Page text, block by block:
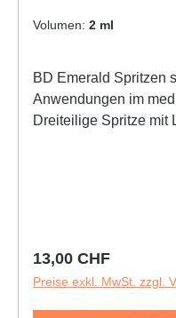
Volumen: 2 ml
BD Emerald Spritzen
Anwendungen im
Dreiteilige Spritze mit
Größe und Form der
und Komfort während
Regulärer Preis:
13,00 CHF
Preise exkl. MwSt. zzgl.